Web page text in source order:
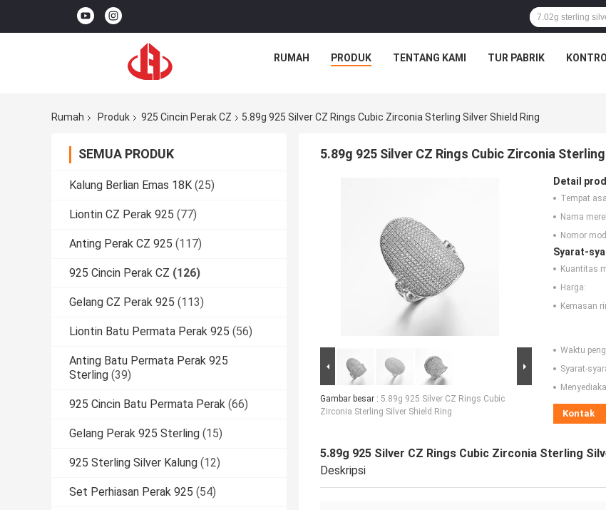
RUMAH PRODUK TENTANG KAMI TUR PABRIK
Rumah Produk 925 Cincin Perak CZ 5.89g 925 Silver CZ Rings Cubic Zirconia Sterling Silver Shield Ring
SEMUA PRODUK
Kalung Berlian Emas 18K (25)
Liontin CZ Perak 925 (77)
Anting Perak CZ 925 (117)
925 Cincin Perak CZ (126)
Gelang CZ Perak 925 (113)
Liontin Batu Permata Perak 925 (56)
Anting Batu Permata Perak 925
Sterling (39)
925 Cincin Batu Permata Perak (66)
Gelang Perak 925 Sterling (15)
925 Sterling Silver Kalung (12)
Set Perhiasan Perak 925 (54)
5.89g 925 Silver CZ Rings Cubic Zirconia
Gambar besar : 5.89g 925 Silver CZ Rings Cubic
Zirconia Sterling Silver Shield Ring
Detail
Tempat
Nama
Nomor
Syarat-
Kuantitas
Harga:
Kemasan
Waktu
Syarat-
Kontak
5.89g 925 Silver CZ Rings Cubic Zirconia Sterling
Deskripsi